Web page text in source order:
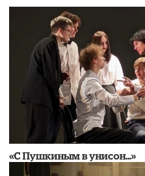
«С Пушкиным в унисон...»